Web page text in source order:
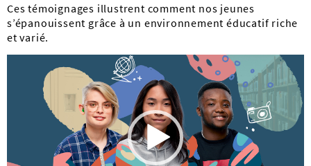
Ces témoignages illustrent comment nos jeunes
s’épanouissent grâce à un environnement éducatif riche
et varié.